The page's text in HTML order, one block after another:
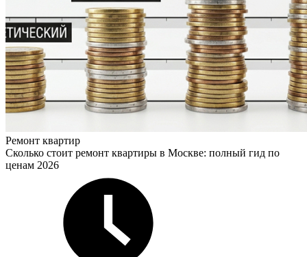
Ремонт квартир
Сколько стоит ремонт квартиры в Москве: полный гид по
ценам 2026